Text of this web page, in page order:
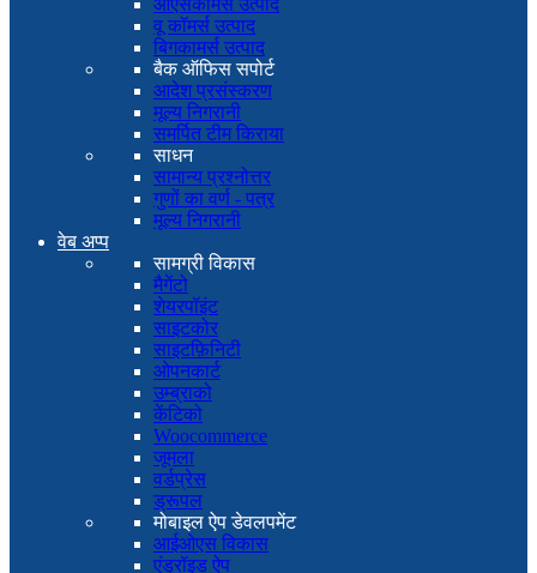
ओएसकामर्स उत्पाद
वू कॉमर्स उत्पाद
बिगकामर्स उत्पाद
बैक ऑफिस सपोर्ट
आदेश प्रसंस्करण
मूल्य निगरानी
समर्पित टीम किराया
साधन
सामान्य प्रश्नोत्तर
गुणों का वर्ण - पत्र
मूल्य निगरानी
वेब अप्प
सामग्री विकास
मैगेंटो
शेयरपॉइंट
साइटकोर
साइटफ़िनिटी
ओपनकार्ट
उम्ब्राको
केंटिको
Woocommerce
जूमला
वर्डप्रेस
ड्रूपल
मोबाइल ऐप डेवलपमेंट
आईओएस विकास
एंड्रॉइड ऐप